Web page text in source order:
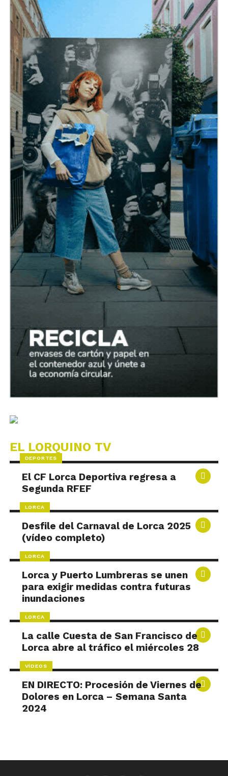
EL LORQUINO TV
DEPORTES
El CF Lorca Deportiva regresa a
Segunda RFEF
LORCA
Desfile del Carnaval de Lorca 2025
(vídeo completo)
LORCA
Lorca y Puerto Lumbreras se unen
para exigir medidas contra futuras
inundaciones
LORCA
La calle Cuesta de San Francisco de
Lorca abre al tráfico el miércoles 28
VÍDEOS
EN DIRECTO: Procesión de Viernes de
Dolores en Lorca – Semana Santa
2024